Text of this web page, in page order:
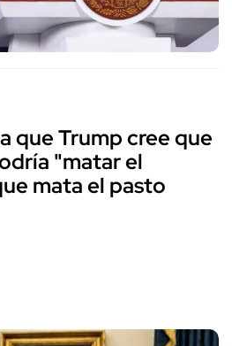
que Trump cree que
"matar el
mata el pasto